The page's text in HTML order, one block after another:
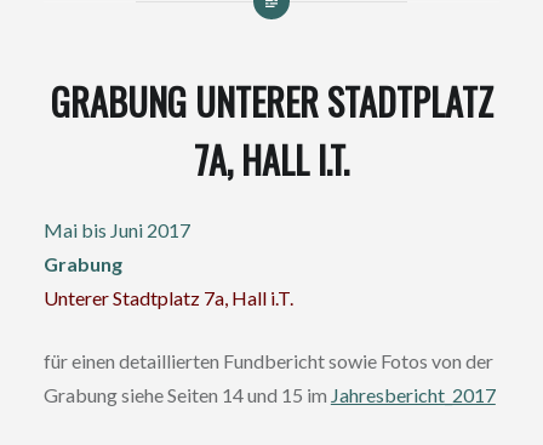
GRABUNG UNTERER STADTPLATZ
7A, HALL I.T.
Mai bis Juni 2017
Grabung
Unterer Stadtplatz 7a, Hall i.T.
für einen detaillierten Fundbericht sowie Fotos von der
Grabung siehe Seiten 14 und 15 im Jahresbericht_2017